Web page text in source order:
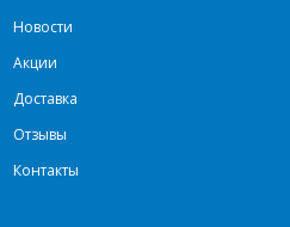
Новости
Акции
Доставка
Отзывы
Контакты